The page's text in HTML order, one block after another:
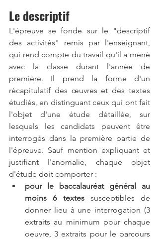
Le descriptif
L'épreuve se fonde sur le "descriptif
des activités" remis par l'enseignant,
qui rend compte du travail qu'il a mené
avec la classe durant l'année de
première. Il prend la forme d'un
récapitulatif des œuvres et des textes
étudiés, en distinguant ceux qui ont fait
l'objet d'une étude détaillée, sur
lesquels les candidats peuvent être
interrogés dans la première partie de
l'épreuve. Sauf mention expliquant et
justifiant l'anomalie, chaque objet
d'étude doit comporter :
pour le baccalauréat général au
moins 6 textes susceptibles de
donner lieu à une interrogation (3
extraits au minimum pour chaque
oeuvre, 3 extraits pour le parcours